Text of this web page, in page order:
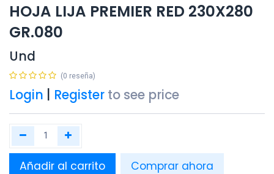
HOJA LIJA PREMIER RED 230X280
GR.080
Und
(0 reseña)
Login Register to see price
Añadir al carrito Comprar ahora